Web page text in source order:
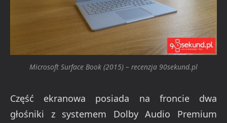
Microsoft Surface Book (2015) – recenzja 90sekund.pl
Część ekranowa posiada na froncie dwa
głośniki z systemem Dolby Audio Premium